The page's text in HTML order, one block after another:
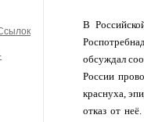
В
обсуждал
России
краснуха,
отказ от